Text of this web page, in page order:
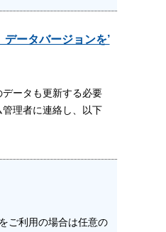
ータバージョンを’
ータも更新する必要
理者に連絡し、以下
ご利用の場合は任意の